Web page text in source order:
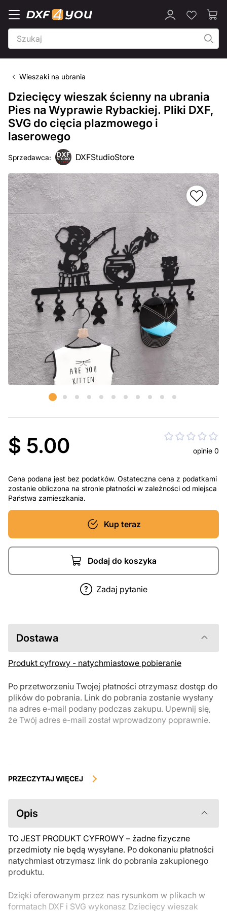
Wieszaki na ubrania
Dziecięcy wieszak ścienny na ubrania
Pies na Wyprawie Rybackiej. Pliki DXF,
SVG do cięcia plazmowego i
laserowego
Sprzedawca: DXFStudioStore
$ 5.00 opinie 0
Cena podana jest bez podatków. Ostateczna cena z podatkami
zostanie obliczona na stronie płatności w zależności od miejsca
Państwa zamieszkania.
Kup teraz
Dodaj do koszyka
Zadaj pytanie
Dostawa
Produkt cyfrowy - natychmiastowe pobieranie
Po przetworzeniu Twojej płatności otrzymasz dostęp do
plików do pobrania. Link do pobrania zostanie wysłany
na adres e-mail podany podczas zakupu. Upewnij się,
że Twój adres e-mail został wprowadzony poprawnie.
podlegają zwrotowi ani wymianie po ich pobraniu. Zalecamy
przed zakupem. Jeśli masz jakiekolwiek problemy z zamówieniem,
skontaktuj się bezpośrednio ze sprzedawcą.
PRZECZYTAJ WIĘCEJ
Opis
TO JEST PRODUKT CYFROWY – żadne fizyczne
przedmioty nie będą wysyłane. Po dokonaniu płatności
natychmiast otrzymasz link do pobrania zakupionego
produktu.
Dzięki oferowanym przez nas rysunkom w plikach w
formatach DXF i SVG wykonasz Dziecięcy wieszak